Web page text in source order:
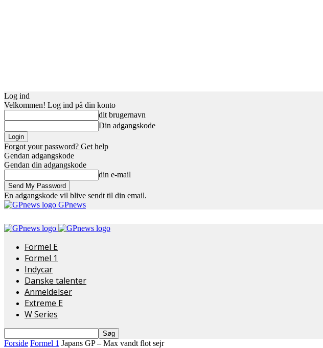
Log ind
Velkommen! Log ind på din konto
dit brugernavn
Din adgangskode
Forgot your password? Get help
Gendan adgangskode
Gendan din adgangskode
din e-mail
En adgangskode vil blive sendt til din email.
GPnews
Formel E
Formel 1
Indycar
Danske talenter
Anmeldelser
Extreme E
W Series
Forside Formel 1 Japans GP – Max vandt flot sejr